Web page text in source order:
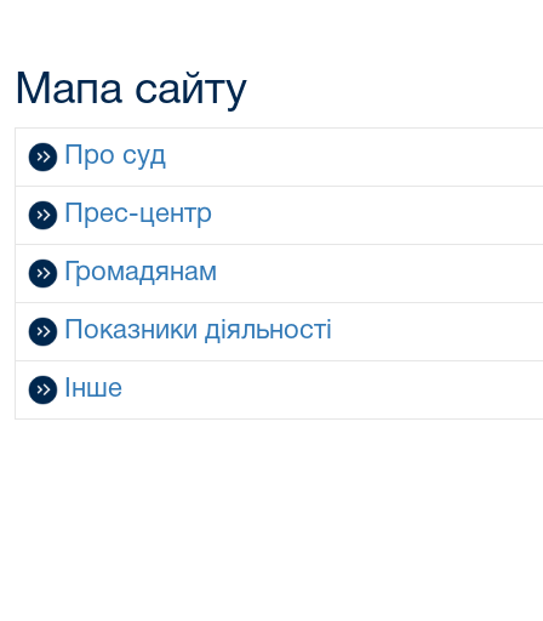
Мапа сайту
Про суд
Прес-центр
Громадянам
Показники діяльності
Інше